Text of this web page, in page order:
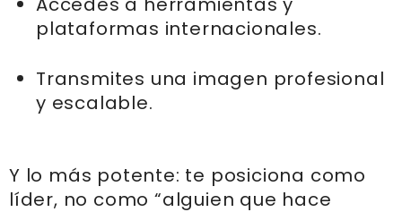
plataformas internacionales.
Transmites una imagen profesional
y escalable.
Y lo más potente: te posiciona como
líder, no como “alguien que hace